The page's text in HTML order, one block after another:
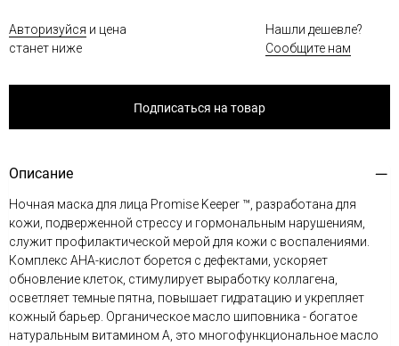
Авторизуйся и цена
станет ниже
Нашли дешевле?
Сообщите нам
Подписаться на товар
Описание
Ночная маска для лица Promise Keeper ™, разработана для
кожи, подверженной стрессу и гормональным нарушениям,
служит профилактической мерой для кожи с воспалениями.
Комплекс AHA-кислот борется с дефектами, ускоряет
обновление клеток, стимулирует выработку коллагена,
осветляет темные пятна, повышает гидратацию и укрепляет
кожный барьер. Органическое масло шиповника - богатое
натуральным витамином А, это многофункциональное масло